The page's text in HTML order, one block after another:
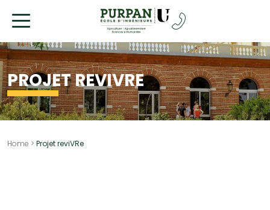
PROJET REVIVRE
Home > Projet reviVRe